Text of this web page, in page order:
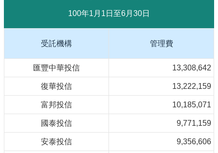
100年1月1日至6月30日
受託機構 管理費
匯豐中華投信 13,308,642
復華投信 13,222,159
富邦投信 10,185,071
國泰投信 9,771,159
安泰投信 9,356,606